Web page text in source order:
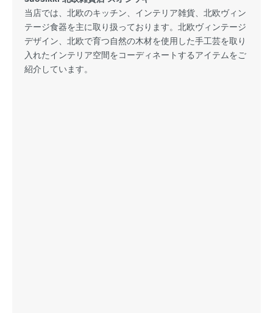
当店では、北欧のキッチン、インテリア雑貨、北欧ヴィン
テージ食器を主に取り扱っております。北欧ヴィンテージ
デザイン、北欧で育つ自然の木材を使用した手工芸を取り
入れたインテリア空間をコーディネートするアイテムをご
紹介しています。